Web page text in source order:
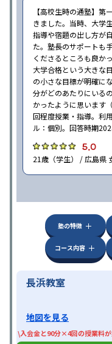
【高校生時の通塾】第
きました。当時、大学
指導や宿題の出し方が
た。塾長のサポートも
くださるところも良か
大学合格という大きな
の小さな目標が明確に
分がどのあたりにいる
かったように思います
回程度授業・指導。利
ル：個別。回答時期
5.0
21歳（学生） / 広島県
塾の特徴
コース内容
長浜教室
地図を見る
\入会金と90分×4回の授業料